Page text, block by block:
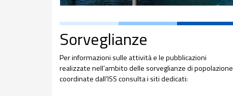
Sorveglianze
Per informazioni sulle attività e le pubblicazioni
realizzate nell’ambito delle sorveglianze di popolazione
coordinate dall’ISS consulta i siti dedicati: